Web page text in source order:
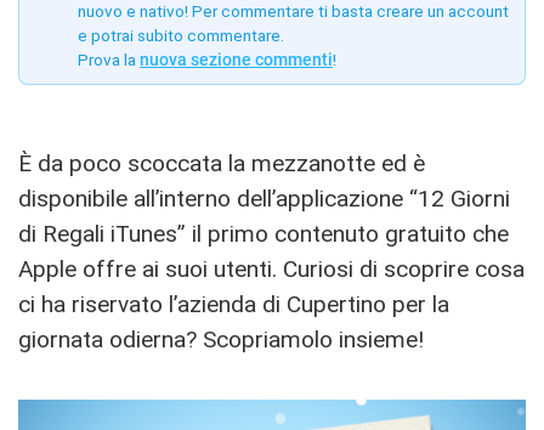
nuovo e nativo! Per commentare ti basta creare un account
e potrai subito commentare.
Prova la nuova sezione commenti!
È da poco scoccata la mezzanotte ed è
disponibile all’interno dell’applicazione “12 Giorni
di Regali iTunes” il primo contenuto gratuito che
Apple offre ai suoi utenti. Curiosi di scoprire cosa
ci ha riservato l’azienda di Cupertino per la
giornata odierna? Scopriamolo insieme!